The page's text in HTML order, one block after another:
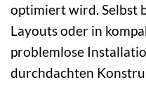
optimiert wird. Selbst
Layouts oder in
problemlose
durchdachten